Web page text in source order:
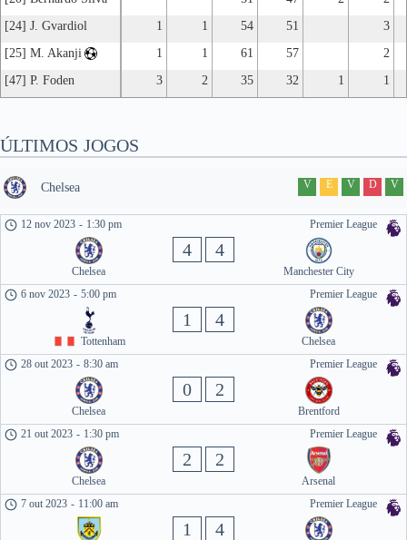
[24] J. Gvardiol
1 1 54 51
3
[25] M. Akanji
1 1 61 57
2
[47] P. Foden
3 2 35 32 1 1
ÚLTIMOS JOGOS
Chelsea V E V D V
Premier League
12 nov 2023 - 1:30 pm
Chelsea
4 4
Manchester City
Premier League
6 nov 2023 - 5:00 pm
Tottenham
1 4
Chelsea
Premier League
28 out 2023 - 8:30 am
Chelsea
0 2
Brentford
Premier League
21 out 2023 - 1:30 pm
Chelsea
2 2
Arsenal
Premier League
7 out 2023 - 11:00 am
1 4